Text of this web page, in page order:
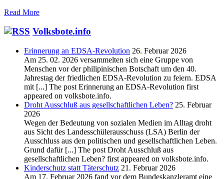
Read More
Volksbote.info
Erinnerung an EDSA-Revolution 26. Februar 2026
Am 25. 02. 2026 versammelten sich eine Gruppe von
Menschen vor der philipinischen Botschaft um den 40.
Jahrestag der friedlichen EDSA-Revolution zu feiern. EDSA
mit [...] The post Erinnerung an EDSA-Revolution first
appeared on volksbote.info.
Droht Ausschluß aus gesellschaftlichen Leben? 25. Februar
2026
Wegen der Bedeutung von sozialen Medien im Alltag droht
aus Sicht des Landesschülerausschuss (LSA) Berlin der
Ausschluss aus den politischen und gesellschaftlichen Leben.
Grund dafür [...] The post Droht Ausschluß aus
gesellschaftlichen Leben? first appeared on volksbote.info.
Kinderschutz statt Täterschutz 21. Februar 2026
Am 17. Februar 2026 fand vor dem Bundeskanzleramt eine